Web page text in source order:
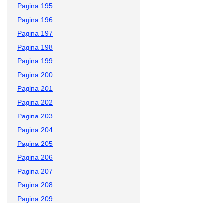
Pagina 195
Pagina 196
Pagina 197
Pagina 198
Pagina 199
Pagina 200
Pagina 201
Pagina 202
Pagina 203
Pagina 204
Pagina 205
Pagina 206
Pagina 207
Pagina 208
Pagina 209